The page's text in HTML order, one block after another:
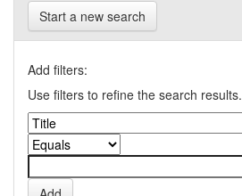
Start a new search
Add filters:
Use filters to refine the search results.